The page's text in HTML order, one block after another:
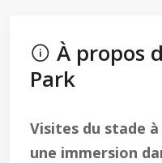
À propos
Park
Visites du stade
une immersion